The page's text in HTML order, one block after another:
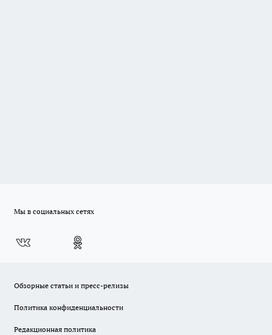
Мы в социальных сетях
Обзорные статьи и пресс-релизы
Политика конфиденциальности
Редакционная политика